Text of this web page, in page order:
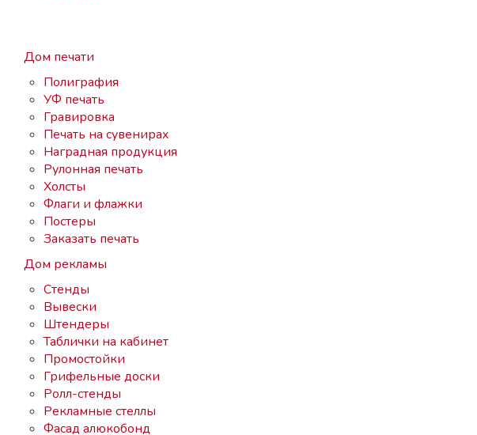
Дом печати
Полиграфия
УФ печать
Гравировка
Печать на сувенирах
Наградная продукция
Рулонная печать
Холсты
Флаги и флажки
Постеры
Заказать печать
Дом рекламы
Стенды
Вывески
Штендеры
Таблички на кабинет
Промостойки
Грифельные доски
Ролл-стенды
Рекламные стеллы
Фасад алюкобонд